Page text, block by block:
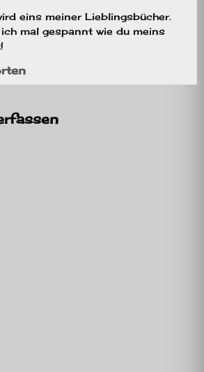
eins meiner Lieblingsbücher.
mal gespannt wie du meins